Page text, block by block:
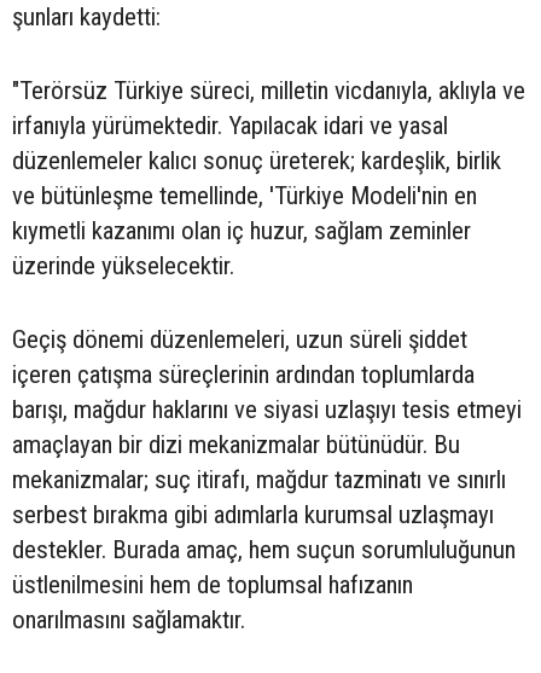
şunları kaydetti:
"Terörsüz Türkiye süreci, milletin vicdanıyla, aklıyla ve
irfanıyla yürümektedir. Yapılacak idari ve yasal
düzenlemeler kalıcı sonuç üreterek; kardeşlik, birlik
ve bütünleşme temellinde, 'Türkiye Modeli'nin en
kıymetli kazanımı olan iç huzur, sağlam zeminler
üzerinde yükselecektir.
Geçiş dönemi düzenlemeleri, uzun süreli şiddet
içeren çatışma süreçlerinin ardından toplumlarda
barışı, mağdur haklarını ve siyasi uzlaşıyı tesis etmeyi
amaçlayan bir dizi mekanizmalar bütünüdür. Bu
mekanizmalar; suç itirafı, mağdur tazminatı ve sınırlı
serbest bırakma gibi adımlarla kurumsal uzlaşmayı
destekler. Burada amaç, hem suçun sorumluluğunun
üstlenilmesini hem de toplumsal hafızanın
onarılmasını sağlamaktır.